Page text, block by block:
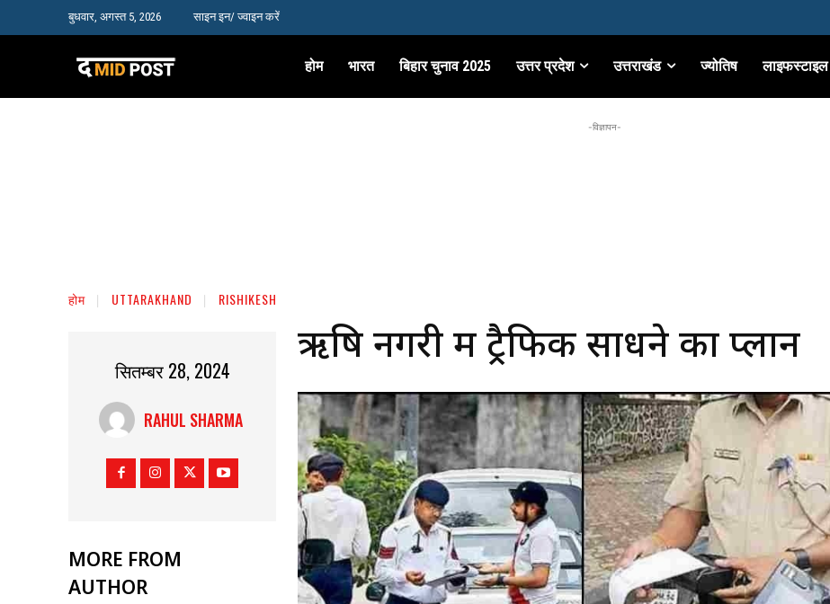
बुधवार, अगस्त 5, 2026 साइन इन/ ज्वाइन करें
होम भारत बिहार चुनाव 2025 उत्तर प्रदेश उत्तराखंड ज्योतिष लाइफस्टाइल
-विज्ञापन-
होम UTTARAKHAND RISHIKESH
सितम्बर 28, 2024
RAHUL SHARMA
MORE FROM
AUTHOR
ऋषि नगरी में ट्रैफिक साधने का प्लान